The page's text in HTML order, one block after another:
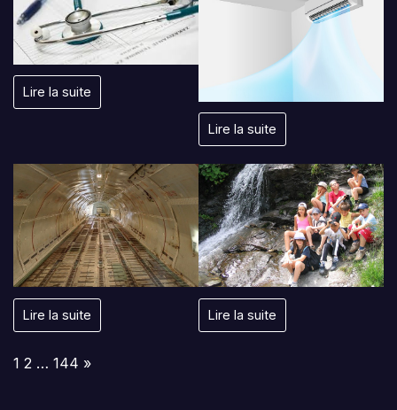
Lire la suite
Lire la suite
Lire la suite Lire la suite
Page:
1 2 … 144 Next
»